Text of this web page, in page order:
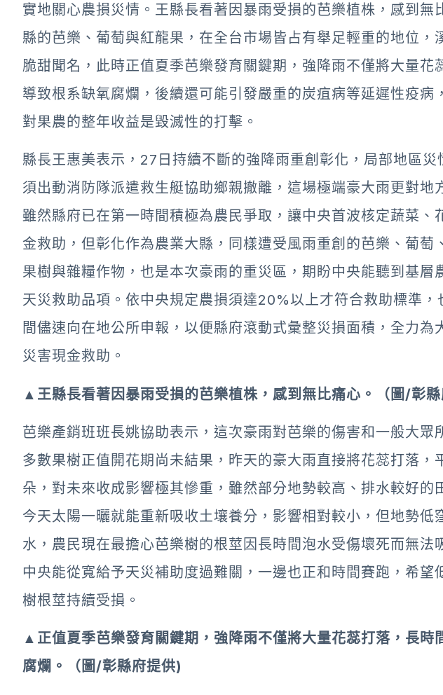
實地關心農損災情。王縣長看著因暴雨受損的芭樂植株，感到無
縣的芭樂、葡萄與紅龍果，在全台市場皆占有舉足輕重的地位，
脆甜聞名，此時正值夏季芭樂發育關鍵期，強降雨不僅將大量花
導致根系缺氧腐爛，後續還可能引發嚴重的炭疽病等延遲性疫病
對果農的整年收益是毀滅性的打擊。
縣長王惠美表示，27日持續不斷的強降雨重創彰化，局部地區
須出動消防隊派遣救生艇協助鄉親撤離，這場極端豪大雨更對地
雖然縣府已在第一時間積極為農民爭取，讓中央首波核定蔬菜、
金救助，但彰化作為農業大縣，同樣遭受風雨重創的芭樂、葡萄
果樹與雜糧作物，也是本次豪雨的重災區，期盼中央能聽到基層
天災救助品項。依中央規定農損須達20%以上才符合救助標準
間儘速向在地公所申報，以便縣府滾動式彙整災損面積，全力為
災害現金救助。
▲王縣長看著因暴雨受損的芭樂植株，感到無比痛心。（圖/彰
芭樂產銷班班長姚協助表示，這次豪雨對芭樂的傷害和一般大眾
多數果樹正值開花期尚未結果，昨天的豪大雨直接將花蕊打落，
朵，對未來收成影響極其慘重，雖然部分地勢較高、排水較好的
今天太陽一曬就能重新吸收土壤養分，影響相對較小，但地勢低
水，農民現在最擔心芭樂樹的根莖因長時間泡水受傷壞死而無法
中央能從寬給予天災補助度過難關，一邊也正和時間賽跑，希望
樹根莖持續受損。
▲正值夏季芭樂發育關鍵期，強降雨不僅將大量花蕊打落，長時
腐爛。（圖/彰縣府提供)